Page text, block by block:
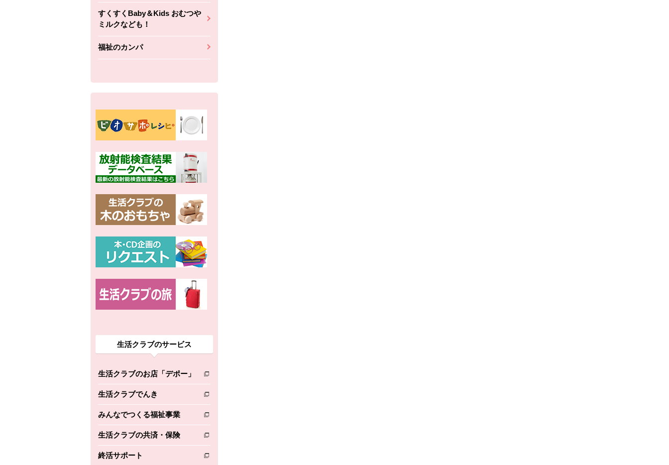
すくすくBaby＆Kids おむつや
ミルクなども！
福祉のカンパ
生活クラブのサービス
生活クラブのお店「デポー」
別のウィンドウで開きます。
生活クラブでんき
別のウィンドウで開きます。
みんなでつくる福祉事業
別のウィンドウで開きます。
生活クラブの共済・保険
別のウィンドウで開きます。
終活サポート
別のウィンドウで開きます。